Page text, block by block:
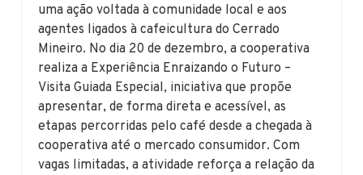
uma ação voltada à comunidade local e aos
agentes ligados à cafeicultura do Cerrado
Mineiro. No dia 20 de dezembro, a cooperativa
realiza a Experiência Enraizando o Futuro –
Visita Guiada Especial, iniciativa que propõe
apresentar, de forma direta e acessível, as
etapas percorridas pelo café desde a chegada à
cooperativa até o mercado consumidor. Com
vagas limitadas, a atividade reforça a relação da